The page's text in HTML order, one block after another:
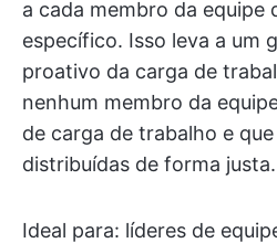
a cada membro da equipe
específico. Isso leva a um
proativo da carga de
nenhum membro da
de carga de trabalho e
distribuídas de forma justa.
Ideal para: líderes de